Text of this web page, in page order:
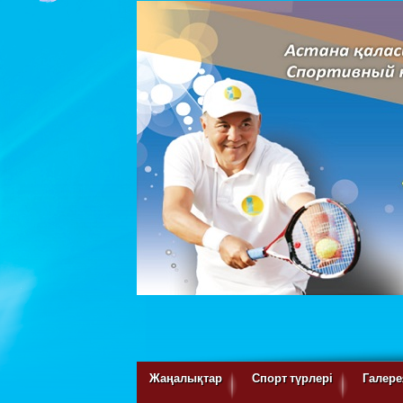
Жаңалықтар Спорт түрлері